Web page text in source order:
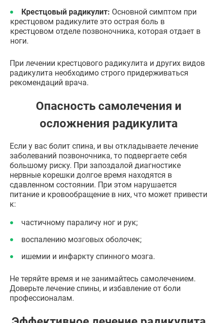
Крестцовый радикулит: Основной симптом при
крестцовом радикулите это острая боль в
крестцовом отделе позвоночника, которая отдает в
ноги.
При лечении крестцового радикулита и других видов
радикулита необходимо строго придерживаться
рекомендаций врача.
Опасность самолечения и
осложнения радикулита
Если у вас болит спина, и вы откладываете лечение
заболеваний позвоночника, то подвергаете себя
большому риску. При запоздалой диагностике
нервные корешки долгое время находятся в
сдавленном состоянии. При этом нарушается
питание и кровообращение в них, что может привести
к:
частичному параличу ног и рук;
воспалению мозговых оболочек;
ишемии и инфаркту спинного мозга.
Не теряйте время и не занимайтесь самолечением.
Доверьте лечение спины, и избавление от боли
профессионалам.